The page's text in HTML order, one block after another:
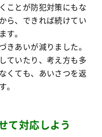
ことが防犯対策にもな
ら、できれば続けてい
。
きあいが減りました。
ていたり、考え方も多
くても、あいさつを返
。
て対応しよう